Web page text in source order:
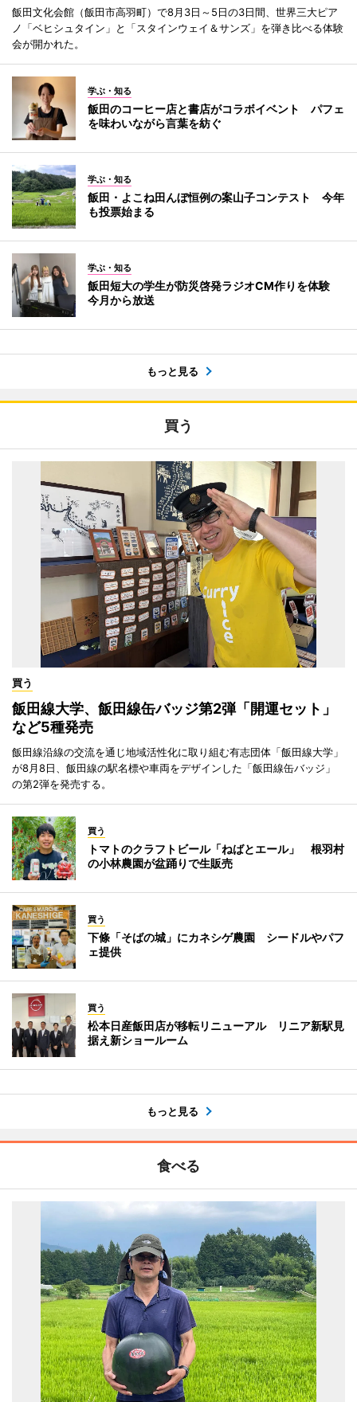
飯田文化会館（飯田市高羽町）で8月3日～5日の3日間、世界三大ピア
ノ「ベヒシュタイン」と「スタインウェイ＆サンズ」を弾き比べる体験
会が開かれた。
学ぶ・知る
飯田のコーヒー店と書店がコラボイベント パフェ
を味わいながら言葉を紡ぐ
学ぶ・知る
飯田・よこね田んぼ恒例の案山子コンテスト 今年
も投票始まる
学ぶ・知る
飯田短大の学生が防災啓発ラジオCM作りを体験
今月から放送
もっと見る
買う
買う
飯田線大学、飯田線缶バッジ第2弾「開運セット」
など5種発売
飯田線沿線の交流を通じ地域活性化に取り組む有志団体「飯田線大学」
が8月8日、飯田線の駅名標や車両をデザインした「飯田線缶バッジ」
の第2弾を発売する。
買う
トマトのクラフトビール「ねばとエール」 根羽村
の小林農園が盆踊りで生販売
買う
下條「そばの城」にカネシゲ農園 シードルやパフ
ェ提供
買う
松本日産飯田店が移転リニューアル リニア新駅見
据え新ショールーム
もっと見る
食べる